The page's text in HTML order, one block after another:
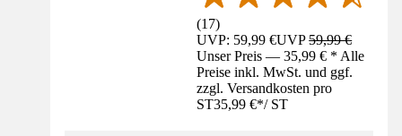
(17)
UVP: 59,99 €UVP59,99 €
Unser Preis — 35,99 € * Alle
Preise inkl. MwSt. und ggf.
zzgl. Versandkosten pro
ST35,99 €*/ ST